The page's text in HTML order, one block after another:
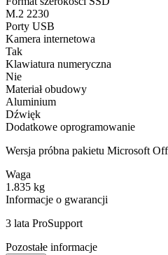
M.2 2230
Porty USB
Kamera internetowa
Tak
Klawiatura numeryczna
Nie
Materiał obudowy
Aluminium
Dźwięk
Dodatkowe oprogramowanie
Wersja próbna pakietu Microsoft
Waga
1.835 kg
Informacje o gwarancji
3 lata ProSupport
Pozostałe informacje